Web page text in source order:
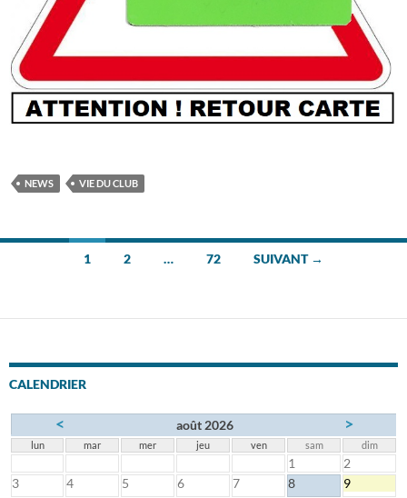
NEWS VIE DU CLUB
Navigation
articles
1 2 … 72 SUIVANT →
CALENDRIER
< août 2026 >
lun mar mer jeu ven sam dim
1
2
3
4 5 6 7 8
9